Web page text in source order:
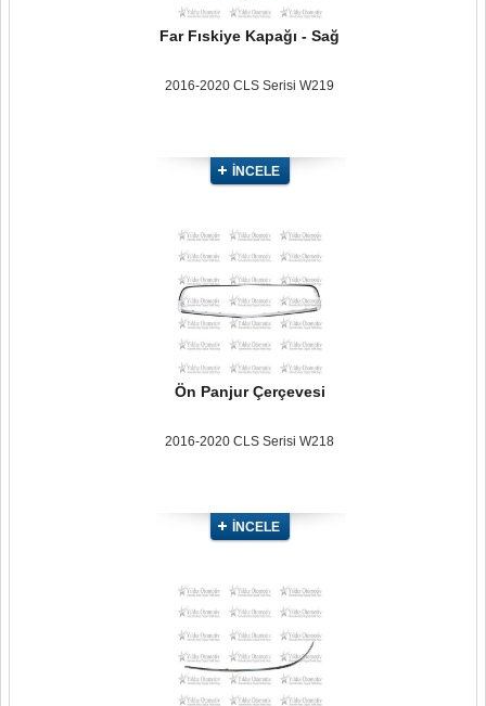
Far Fıskiye Kapağı - Sağ
2016-2020 CLS Serisi W219
İNCELE
Ön Panjur Çerçevesi
2016-2020 CLS Serisi W218
İNCELE